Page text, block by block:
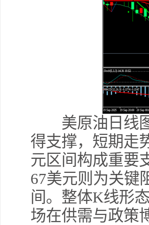
美原油日线图
得支撑，短期走
元区间构成重要
67美元则为关键
间。整体K线形
场在供需与政策